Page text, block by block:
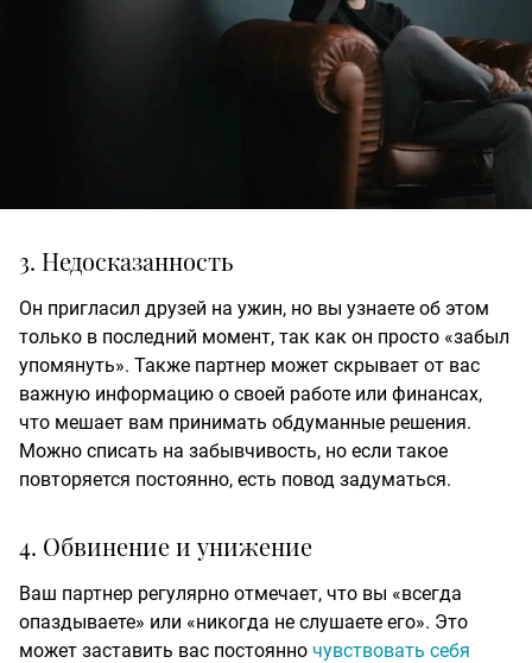
3. Недосказанность
Он пригласил друзей на ужин, но вы узнаете об этом
только в последний момент, так как он просто «забыл
упомянуть». Также партнер может скрывает от вас
важную информацию о своей работе или финансах,
что мешает вам принимать обдуманные решения.
Можно списать на забывчивость, но если такое
повторяется постоянно, есть повод задуматься.
4. Обвинение и унижение
Ваш партнер регулярно отмечает, что вы «всегда
опаздываете» или «никогда не слушаете его». Это
может заставить вас постоянно чувствовать себя